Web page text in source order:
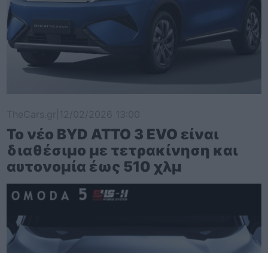
Το νέο BYD ATTO 3 EVO είναι
διαθέσιμο με τετρακίνηση και
αυτονομία έως 510 χλμ